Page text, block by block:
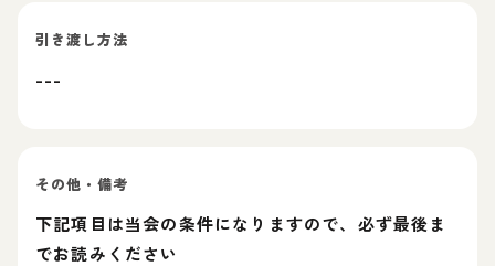
引き渡し方法
---
その他・備考
下記項目は当会の条件になりますので、必ず最後ま
でお読みください